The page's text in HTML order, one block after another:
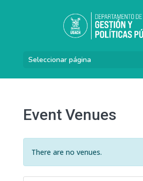
Seleccionar página
Event Venues
There are no venues.